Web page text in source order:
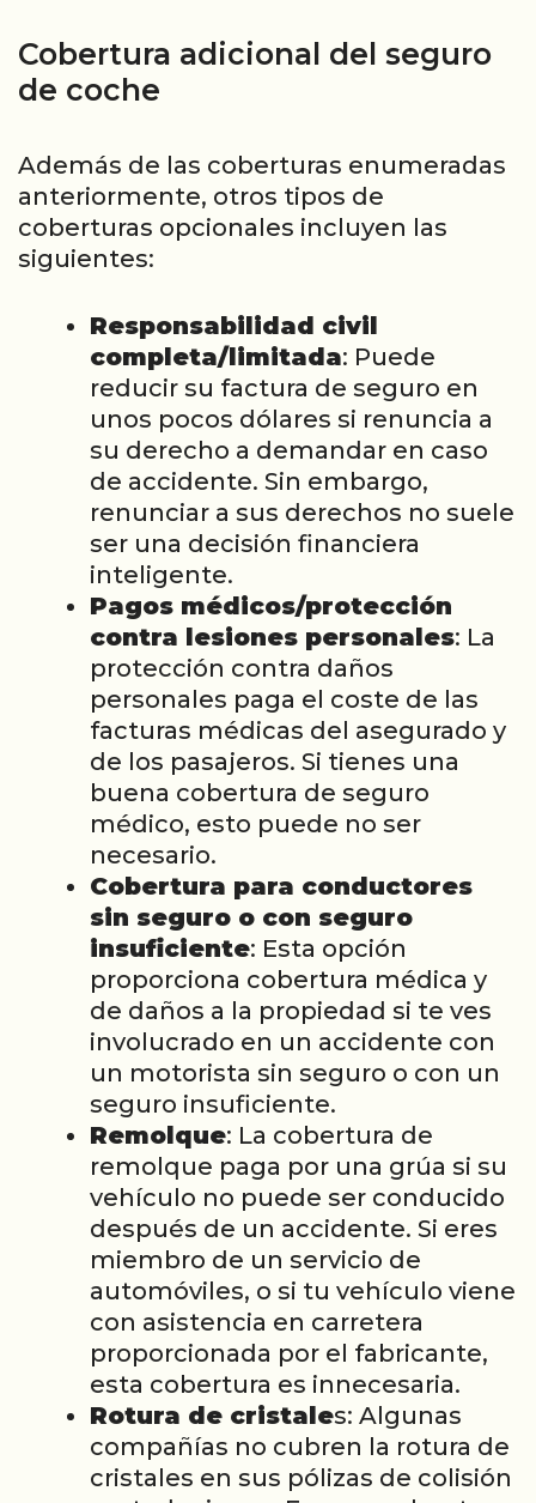
Cobertura adicional del seguro
de coche
Además de las coberturas enumeradas
anteriormente, otros tipos de
coberturas opcionales incluyen las
siguientes:
Responsabilidad civil
completa/limitada: Puede
reducir su factura de seguro en
unos pocos dólares si renuncia a
su derecho a demandar en caso
de accidente. Sin embargo,
renunciar a sus derechos no suele
ser una decisión financiera
inteligente.
Pagos médicos/protección
contra lesiones personales: La
protección contra daños
personales paga el coste de las
facturas médicas del asegurado y
de los pasajeros. Si tienes una
buena cobertura de seguro
médico, esto puede no ser
necesario.
Cobertura para conductores
sin seguro o con seguro
insuficiente: Esta opción
proporciona cobertura médica y
de daños a la propiedad si te ves
involucrado en un accidente con
un motorista sin seguro o con un
seguro insuficiente.
Remolque: La cobertura de
remolque paga por una grúa si su
vehículo no puede ser conducido
después de un accidente. Si eres
miembro de un servicio de
automóviles, o si tu vehículo viene
con asistencia en carretera
proporcionada por el fabricante,
esta cobertura es innecesaria.
Rotura de cristales: Algunas
compañías no cubren la rotura de
cristales en sus pólizas de colisión